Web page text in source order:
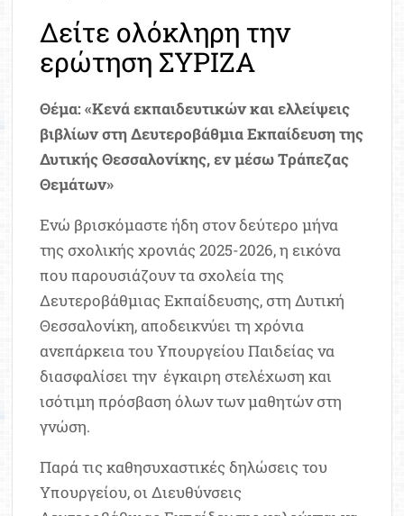
Δείτε ολόκληρη την
ερώτηση ΣΥΡΙΖΑ
Θέμα: «Κενά εκπαιδευτικών και ελλείψεις
βιβλίων στη Δευτεροβάθμια Εκπαίδευση της
Δυτικής Θεσσαλονίκης, εν μέσω Τράπεζας
Θεμάτων»
Ενώ βρισκόμαστε ήδη στον δεύτερο μήνα
της σχολικής χρονιάς 2025-2026, η εικόνα
που παρουσιάζουν τα σχολεία της
Δευτεροβάθμιας Εκπαίδευσης, στη Δυτική
Θεσσαλονίκη, αποδεικνύει τη χρόνια
ανεπάρκεια του Υπουργείου Παιδείας να
διασφαλίσει την έγκαιρη στελέχωση και
ισότιμη πρόσβαση όλων των μαθητών στη
γνώση.
Παρά τις καθησυχαστικές δηλώσεις του
Υπουργείου, οι Διευθύνσεις